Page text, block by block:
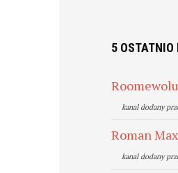
5 OSTATNIO
kanal dodany
Roman
kanal dodany